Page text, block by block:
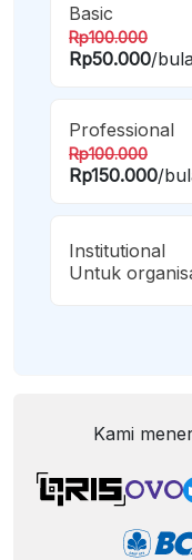
Basic
Rp100.000
Rp50.000/
Professional
Rp100.000
Rp150.000/
Institutional
Untuk
Kami